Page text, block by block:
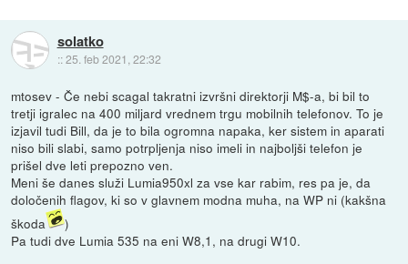
solatko
::25. feb 2021, 22:32
mtosev - Če nebi scagal takratni izvršni direktorji M$-a, bi bil to
tretji igralec na 400 miljard vrednem trgu mobilnih telefonov. To je
izjavil tudi Bill, da je to bila ogromna napaka, ker sistem in aparati
niso bili slabi, samo potrpljenja niso imeli in najboljši telefon je
prišel dve leti prepozno ven.
Meni še danes služi Lumia950xl za vse kar rabim, res pa je, da
določenih flagov, ki so v glavnem modna muha, na WP ni (kakšna
škoda
)
Pa tudi dve Lumia 535 na eni W8,1, na drugi W10.